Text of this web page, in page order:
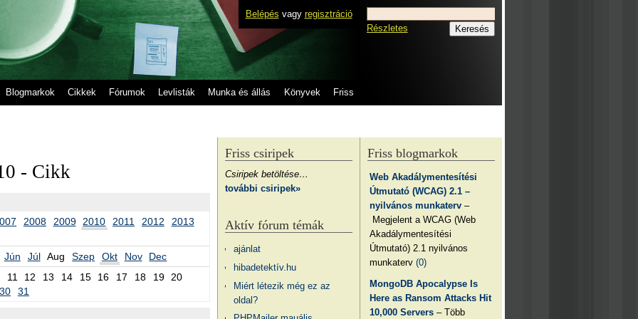
Belépés vagy regisztráció
Blogmarkok Cikkek Fórumok Levlisták Munka és állás Könyvek Friss
Részletes
- Cikk
2008 2009 2010 2011 2012 2013
Jún Júl Aug Szep Okt Nov
Dec
11
12 13 14 15 16 17 18 19
20
30
31
Friss blogmarkok
Web Akadálymentesítési
Útmutató (WCAG) 2.1 –
nyilvános munkaterv –
Megjelent a WCAG (Web
Akadálymentesítési
Útmutató) 2.1 nyilvános
munkaterv(0)
MongoDB Apocalypse Is
Here as Ransom Attacks Hit
10,000 Servers – Több
Friss csiripek
Csiripek betöltése…
további csiripek»
Aktív fórum témák
ajánlat
hibadetektív.hu
Miért létezik még ez az
oldal?